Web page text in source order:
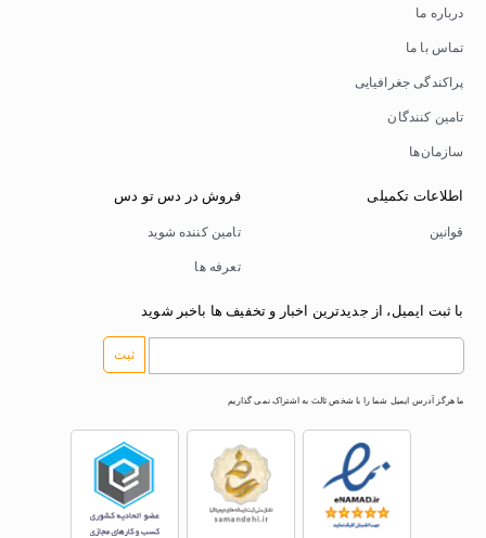
درباره ما
تماس با ما
پراکندگی جغرافیایی
تامین کنندگان
سازمان‌ها
اطلاعات تکمیلی
قوانین
فروش در دس تو دس
تامین کننده شوید
تعرفه ها
با ثبت ایمیل، از جدیدترین اخبار و تخفیف ها باخبر شوید
ثبت
ما هرگز آدرس ایمیل شما را با شخص ثالث به اشتراک نمی گذاریم